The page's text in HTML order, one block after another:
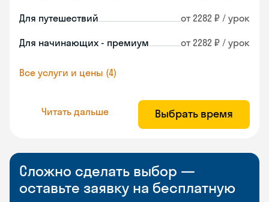
Для путешествий от 2282 ₽ / урок
Для начинающих - премиум от 2282 ₽ / урок
Все услуги и цены (4)
Читать дальше Выбрать время
Сложно сделать выбор —
оставьте заявку на бесплатную